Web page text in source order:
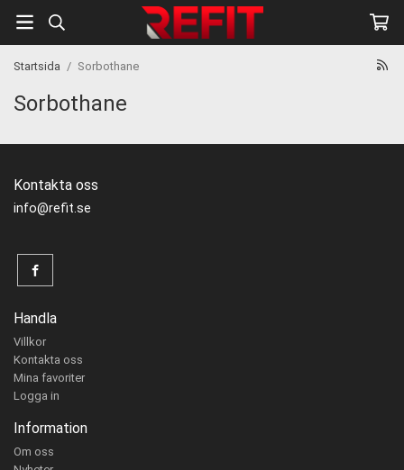
Startsida / Sorbothane
Sorbothane
Kontakta oss
info@refit.se
Handla
Villkor
Kontakta oss
Mina favoriter
Logga in
Information
Om oss